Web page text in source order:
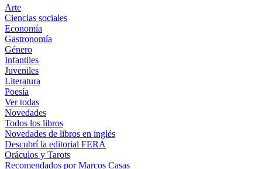
Arte
Ciencias sociales
Economía
Gastronomía
Género
Infantiles
Juveniles
Literatura
Poesía
Ver todas
Novedades
Todos los libros
Novedades de libros en inglés
Descubrí la editorial FERA
Oráculos y Tarots
Recomendados por Marcos Casas